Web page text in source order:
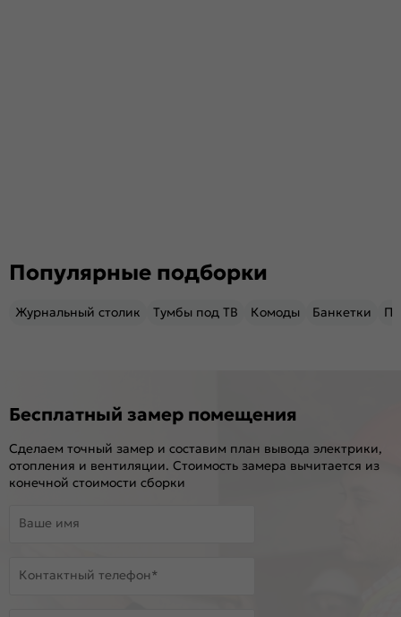
Популярные подборки
Журнальный столик Тумбы под ТВ Комоды Банкетки
Бесплатный замер помещения
Сделаем точный замер и составим план вывода электрики,
отопления и вентиляции. Стоимость замера вычитается из
конечной стоимости сборки
Ваше имя
Контактный телефон*